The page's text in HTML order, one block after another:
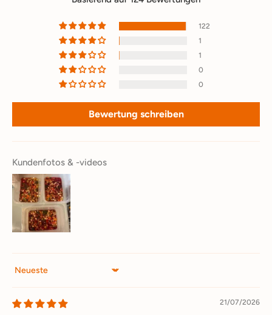
122
1
1
0
0
Bewertung schreiben
Kundenfotos & -videos
Sort by
21/07/2026